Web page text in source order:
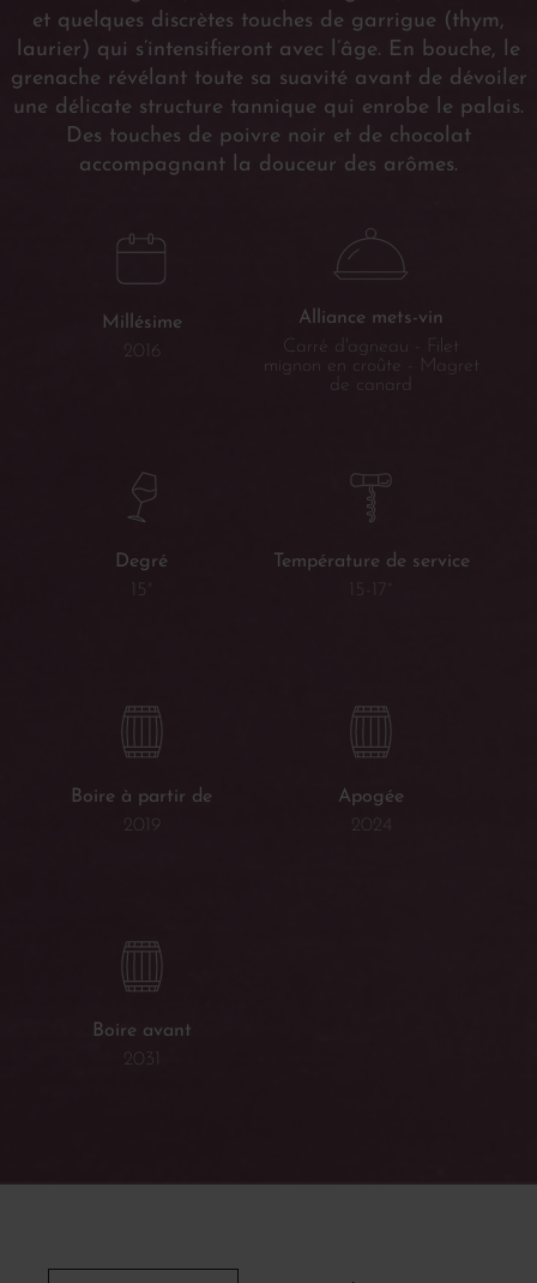
et quelques discrètes touches de garrigue (thym,
laurier) qui s’intensifieront avec l’âge. En bouche, le
grenache révélant toute sa suavité avant de dévoiler
une délicate structure tannique qui enrobe le palais.
Des touches de poivre noir et de chocolat
accompagnant la douceur des arômes.
Millésime
2016
Alliance mets-vin
Carré d'agneau - Filet
mignon en croûte - Magret
de canard
Degré
15°
Température de service
15-17°
Boire à partir de
2019
Apogée
2024
Boire avant
2031